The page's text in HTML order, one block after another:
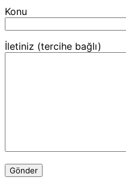
Konu
İletiniz (tercihe bağlı)